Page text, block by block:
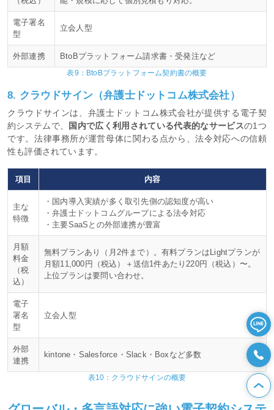
電子署名
型
立会人型
外部連携 BtoBプラットフォーム請求書・受発注など
表9：BtoBプラットフォーム契約書の概要
8. クラウドサイン（弁護士ドットコム株式会社）
クラウドサインは、弁護士ドットコム株式会社が提供する電子契
約システムで、
国内で広く利用されている代表的なサービスの1つ
です。法律事務所が運営母体に関わる点から、法令対応への信頼
性も評価されています。
項目 内容
主な
特徴
・国内導入実績が多く取引先側の認知度が高い
・弁護士ドットコムグループによる法令対応
・主要SaaSとの外部連携が豊富
月額
料金
（税
込）
無料プランあり（月2件まで）。有料プランはLightプランが
月額11,000円（税込）＋送信1件あたり220円（税込）〜。
上位プランは要問い合わせ。
電子
署名
型
立会人型
外部
連携
kintone・Salesforce・Slack・Boxなど多数
表10：クラウドサインの概要